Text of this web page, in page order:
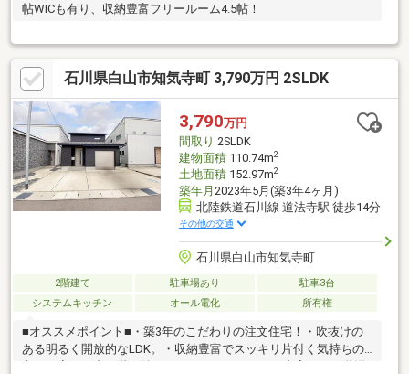
帖WICも有り、収納豊富フリールーム4.5帖！
石川県白山市知気寺町 3,790万円 2SLDK
3,790万円
間取り 2SLDK
建物面積110.74m2
土地面積152.97m2
築年月 2023年5月(築3年4ヶ月)
北陸鉄道石川線 道法寺駅 徒歩14分
その他の交通
石川県白山市知気寺町
2階建て 駐車場あり
駐車3台
システムキッチン
オール電化 所有権
■オススメポイント■・築3年のこだわりの注文住宅！・吹抜けの
ある明るく開放的なLDK。・収納豊富でスッキリ片付く気持ちの
良いお家。・中２階や納戸などフリースペースも充実。・２階洋